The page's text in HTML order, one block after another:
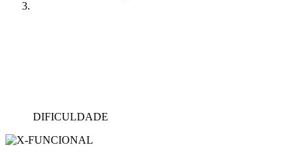
DIFICULDADE